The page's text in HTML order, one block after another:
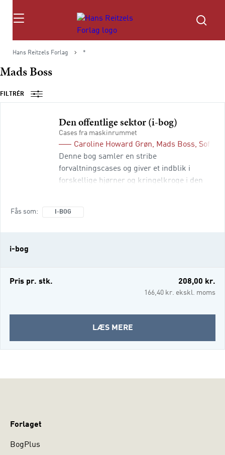
Søg
Hans Reitzels Forlag *
Mads Boss
FILTRÉR
Den offentlige sektor (i-bog)
Cases fra maskinrummet
Caroline Howard Grøn, Mads Boss, Sofie
Denne bog samler en stribe
forvaltningscases og giver et indblik i
forskellige hjørner og kringelkroge i den
ligesom den hverdag, der udspiller
Fås som I-BOG
i-bog
Pris pr. stk. 208,00 kr.
166,40 kr. ekskl. moms
LÆS MEREOM
DEN
OFFENTLIGE
Forlaget
BogPlus